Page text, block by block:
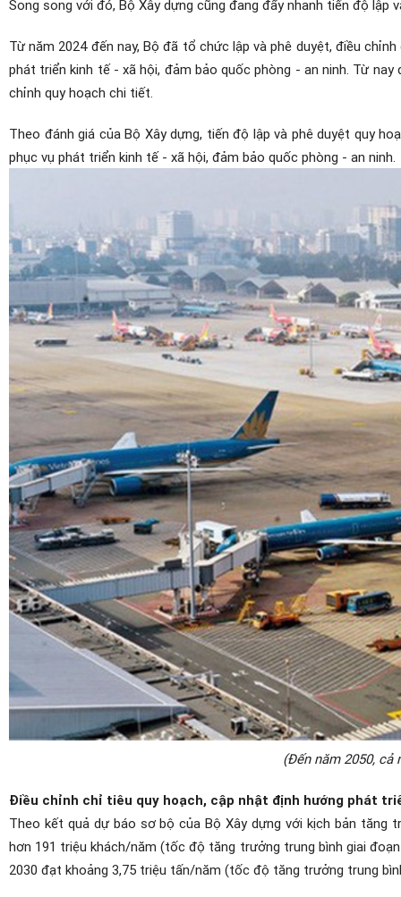
Song song với đó, Bộ Xây dựng cũng đang đẩy nhanh tiến độ lập
Từ năm 2024 đến nay, Bộ đã tổ chức lập và phê duyệt, điều
phát triển kinh tế - xã hội, đảm bảo quốc phòng - an ninh. Từ
chỉnh quy hoạch chi tiết.
Theo đánh giá của Bộ Xây dựng, tiến độ lập và phê duyệt quy
phục vụ phát triển kinh tế - xã hội, đảm bảo quốc phòng - an ninh.
(Đến năm 2050, cả
Điều chỉnh chỉ tiêu quy hoạch, cập nhật định hướng phát
Theo kết quả dự báo sơ bộ của Bộ Xây dựng với kịch bản tăng
hơn 191 triệu khách/năm (tốc độ tăng trưởng trung bình giai
2030 đạt khoảng 3,75 triệu tấn/năm (tốc độ tăng trưởng trung